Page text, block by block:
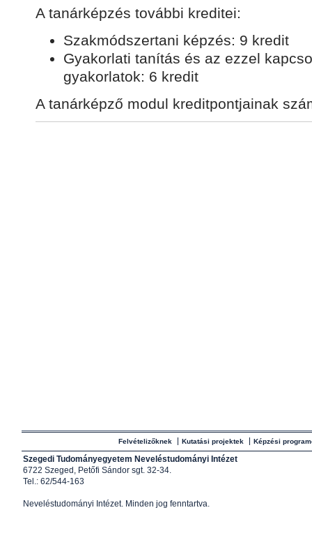
A tanárképzés további kreditei:
Szakmódszertani képzés: 9 kredit
Gyakorlati tanítás és az ezzel
gyakorlatok: 6 kredit
A tanárképző modul kreditpontjainak
Felvételizőknek Kutatási projektek Képzési
Szegedi Tudományegyetem Neveléstudományi Intézet
6722 Szeged, Petőfi Sándor sgt. 32-34.
Tel.: 62/544-163
Neveléstudományi Intézet. Minden jog fenntartva.